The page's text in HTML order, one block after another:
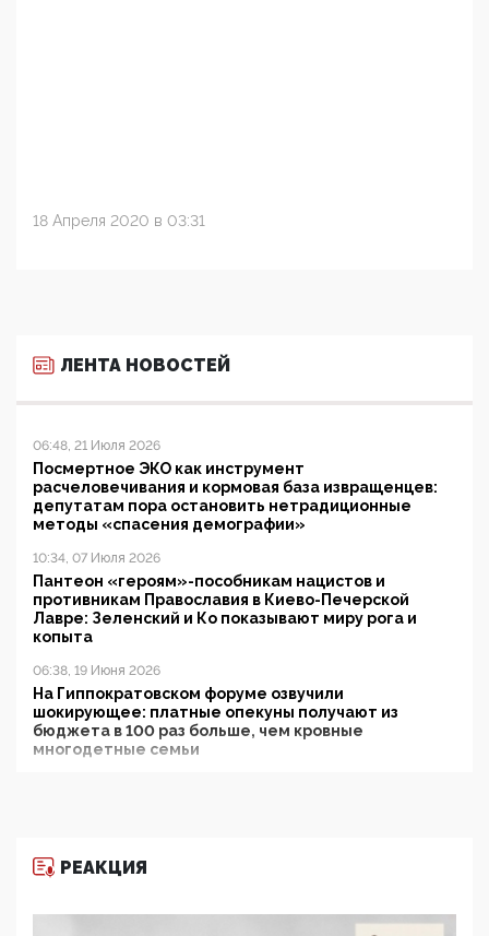
18 Апреля 2020 в 03:31
ЛЕНТА НОВОСТЕЙ
06:48, 21 Июля 2026
Посмертное ЭКО как инструмент
расчеловечивания и кормовая база извращенцев:
депутатам пора остановить нетрадиционные
методы «спасения демографии»
10:34, 07 Июля 2026
Пантеон «героям»-пособникам нацистов и
противникам Православия в Киево-Печерской
Лавре: Зеленский и Ко показывают миру рога и
копыта
06:38, 19 Июня 2026
На Гиппократовском форуме озвучили
шокирующее: платные опекуны получают из
бюджета в 100 раз больше, чем кровные
многодетные семьи
11:53, 09 Июня 2026
деятельность ИИТО ЮНЕСКО в России, но
РЕАКЦИЯ